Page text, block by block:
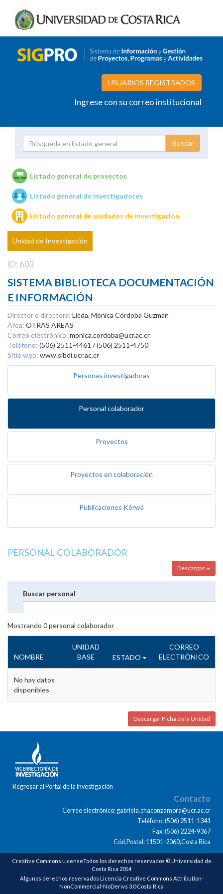
USUARIOS REGISTRADOS
Ingrese con su correo institucional
Unidades de investigación
Listado general de proyectos
Listado general de investigadores
Listado general de unidades de investigación
Unidad de Investigación
ID: 603
SISTEMA BIBLIOTECA DOCUMENTACIÓN
E INFORMACIÓN
Director o directora: Licda. Mónica Córdoba Guzmán
Área: OTRAS AREAS
Correo electrónico: monica.cordoba@ucr.ac.cr
Teléfono: (506) 2511-4461 / (506) 2511-4750
Sitio web: www.sibdi.ucr.ac.cr
Personas investigadoras
Personal colaborador
Proyectos
Proyectos en colaboración
Publicaciones Kérwá
PERSONAL COLABORADOR
Descargas
Buscar personal
Mostrando 0personal colaborador
NOMBRE
UNIDAD
BASE
ESTADO
CORREO
ELECTRÓNICO
No hay datos
disponibles
Descargar Ficha de la Unidad
Regresar al Portal de la Investigación
Contacto
Correo electrónico: gabriela.chaconzamora@ucr.ac.cr
Teléfono: (506) 2511-1341
Fax: (506) 2224-9367
Cód.Postal: 11501-2060,Costa Rica
Creative Commons LicenseTodos los derechos reservados © Universidad de
Costa Rica 2014
Algunos derechos reservados Licencia Creative Commons Attribution-
NonCommercial-NoDerivs 3.0 Costa Rica